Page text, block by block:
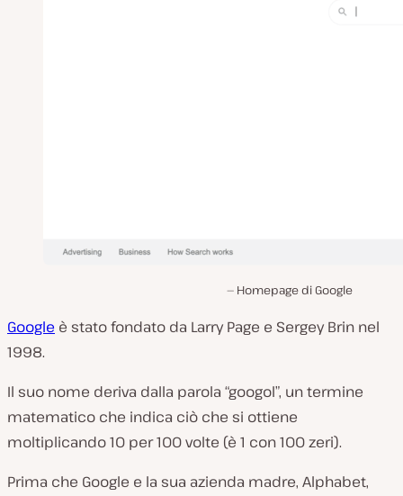
Homepage di Google
Google è stato fondato da Larry Page e Sergey Brin nel
1998.
Il suo nome deriva dalla parola “googol”, un termine
matematico che indica ciò che si ottiene
moltiplicando 10 per 100 volte (è 1 con 100 zeri).
Prima che Google e la sua azienda madre, Alphabet,